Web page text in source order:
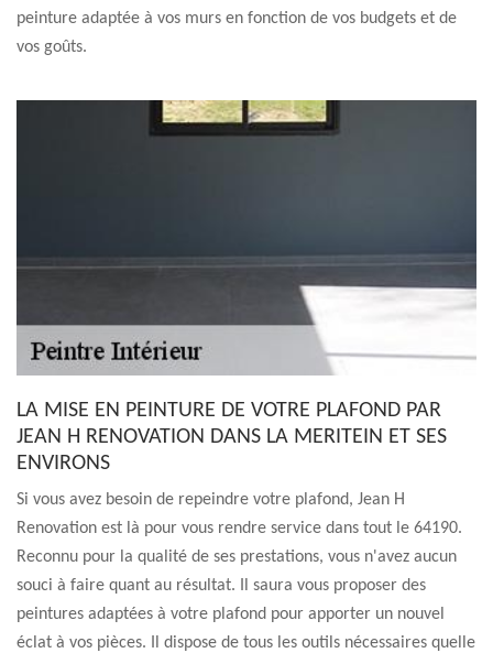
peinture adaptée à vos murs en fonction de vos budgets et de
vos goûts.
LA MISE EN PEINTURE DE VOTRE PLAFOND PAR
JEAN H RENOVATION DANS LA MERITEIN ET SES
ENVIRONS
Si vous avez besoin de repeindre votre plafond, Jean H
Renovation est là pour vous rendre service dans tout le 64190.
Reconnu pour la qualité de ses prestations, vous n'avez aucun
souci à faire quant au résultat. Il saura vous proposer des
peintures adaptées à votre plafond pour apporter un nouvel
éclat à vos pièces. Il dispose de tous les outils nécessaires quelle